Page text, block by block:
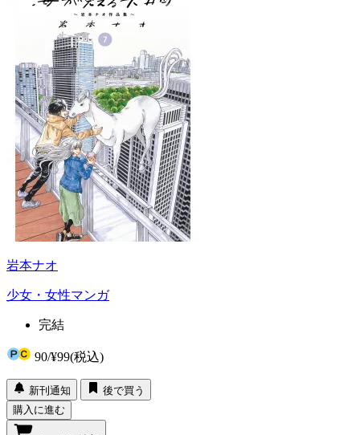
岩本ナオ
少女・女性マンガ
完結
90/¥99(税込)
新刊通知
後で買う
購入に進む